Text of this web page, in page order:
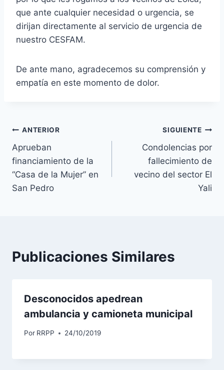
que ante cualquier necesidad o urgencia, se
dirijan directamente al servicio de urgencia de
nuestro CESFAM.
De ante mano, agradecemos su comprensión y
empatía en este momento de dolor.
ANTERIOR
Aprueban
financiamiento de la
“Casa de la Mujer” en
San Pedro
SIGUIENTE
Condolencias por
fallecimiento de
vecino del sector El
Yali
Publicaciones Similares
Desconocidos apedrean
ambulancia y camioneta municipal
Por RRPP 24/10/2019